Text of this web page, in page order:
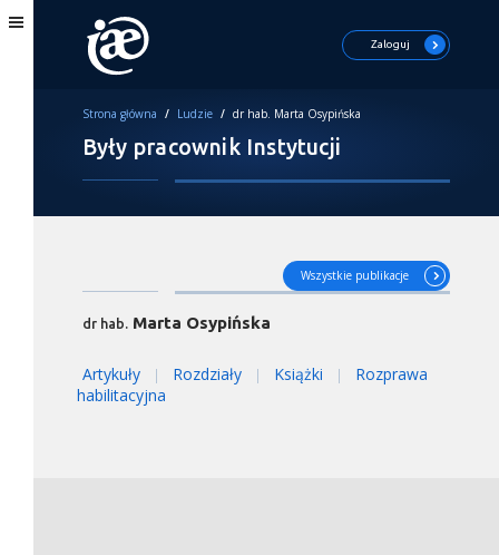
Zaloguj
Strona główna / Ludzie / dr hab. Marta Osypińska
Były pracownik Instytucji
Wszystkie publikacje
dr hab. Marta Osypińska
Artykuły | Rozdziały | Książki |
Rozprawa
habilitacyjna